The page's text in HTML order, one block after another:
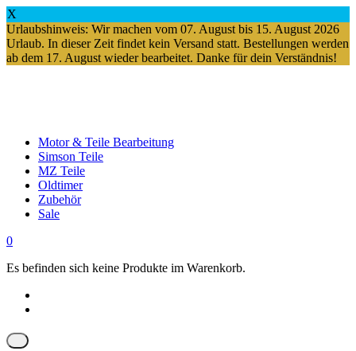
X
Urlaubshinweis: Wir machen vom 07. August bis 15. August 2026
Urlaub. In dieser Zeit findet kein Versand statt. Bestellungen werden
ab dem 17. August wieder bearbeitet. Danke für dein Verständnis!
Motor & Teile Bearbeitung
Simson Teile
MZ Teile
Oldtimer
Zubehör
Sale
0
Es befinden sich keine Produkte im Warenkorb.